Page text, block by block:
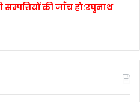
की जाँच हो:रघुनाथ